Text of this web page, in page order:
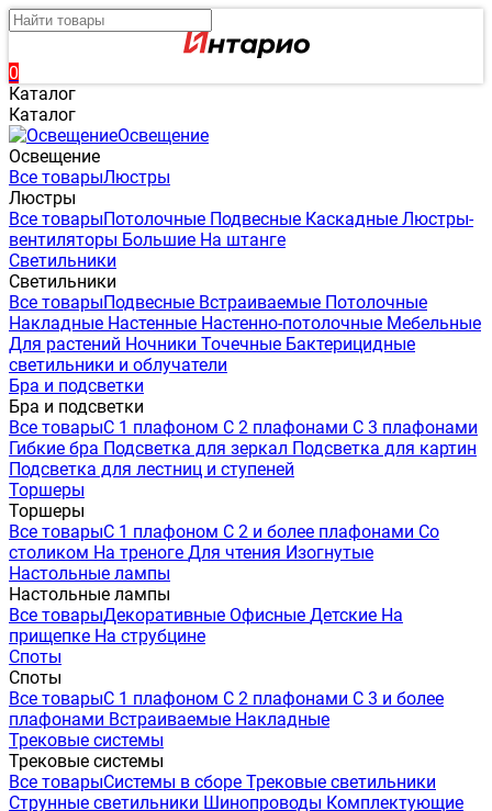
0
Каталог
Каталог
Освещение
Освещение
Все товарыЛюстры
Люстры
Все товарыПотолочные Подвесные Каскадные Люстры-
вентиляторы Большие На штанге
Светильники
Светильники
Все товарыПодвесные Встраиваемые Потолочные
Накладные Настенные Настенно-потолочные Мебельные
Для растений Ночники Точечные Бактерицидные
светильники и облучатели
Бра и подсветки
Бра и подсветки
Все товарыС 1 плафоном С 2 плафонами С 3 плафонами
Гибкие бра Подсветка для зеркал Подсветка для картин
Подсветка для лестниц и ступеней
Торшеры
Торшеры
Все товарыС 1 плафоном С 2 и более плафонами Со
столиком На треноге Для чтения Изогнутые
Настольные лампы
Настольные лампы
Все товарыДекоративные Офисные Детские На
прищепке На струбцине
Споты
Споты
Все товарыС 1 плафоном С 2 плафонами С 3 и более
плафонами Встраиваемые Накладные
Трековые системы
Трековые системы
Все товарыСистемы в сборе Трековые светильники
Струнные светильники Шинопроводы Комплектующие